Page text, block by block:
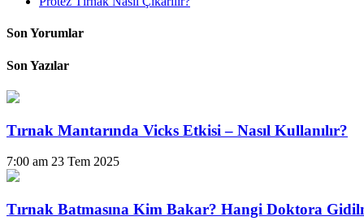
Son Yorumlar
Son Yazılar
Tırnak Mantarında Vicks Etkisi – Nasıl Kullanılır?
7:00 am 23 Tem 2025
Tırnak Batmasına Kim Bakar? Hangi Doktora